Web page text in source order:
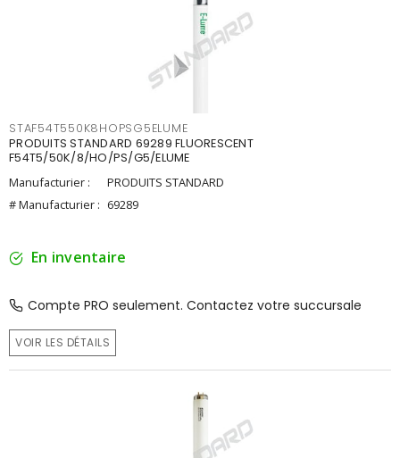
STAF54T550K8HOPSG5ELUME
PRODUITS STANDARD 69289 FLUORESCENT
F54T5/50K/8/HO/PS/G5/ELUME
Manufacturier :
PRODUITS STANDARD
# Manufacturier : 69289
En inventaire
Compte PRO seulement. Contactez votre succursale
VOIR LES DÉTAILS